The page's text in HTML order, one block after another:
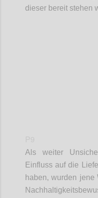
dieser bereit stehen
Als weiter
Einfluss auf die
haben,wurden jene